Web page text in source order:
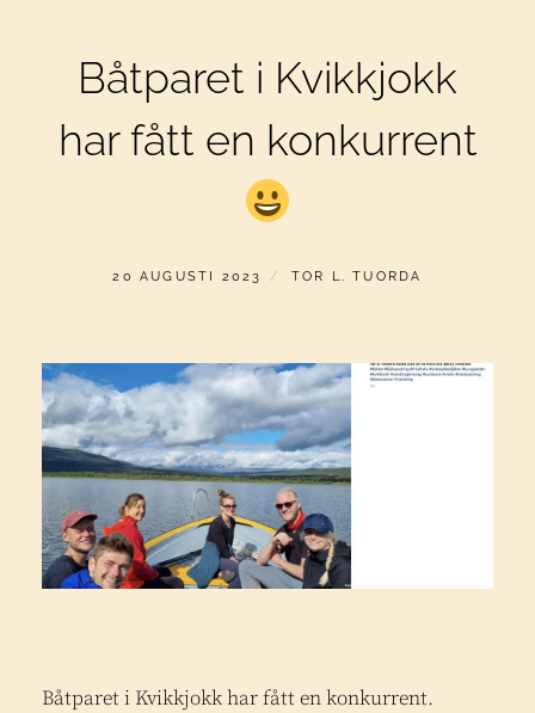
Båtparet i Kvikkjokk
har fått en konkurrent
PUBLICERAT
20 AUGUSTI 2023 AV
TOR L. TUORDA
Båtparet i Kvikkjokk har fått en konkurrent.